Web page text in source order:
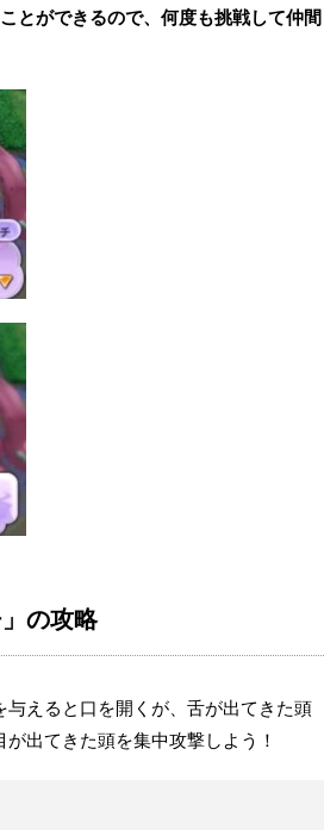
とができるので、何度も挑戦して仲間
の攻略
えると口を開くが、舌が出てきた頭
出てきた頭を集中攻撃しよう！